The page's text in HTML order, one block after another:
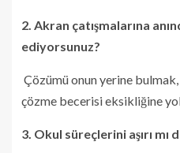
2. Akran çatışmalarına
ediyorsunuz?
Çözümü onun yerine
çözme becerisi eksikliğine
3. Okul süreçlerini aşırı